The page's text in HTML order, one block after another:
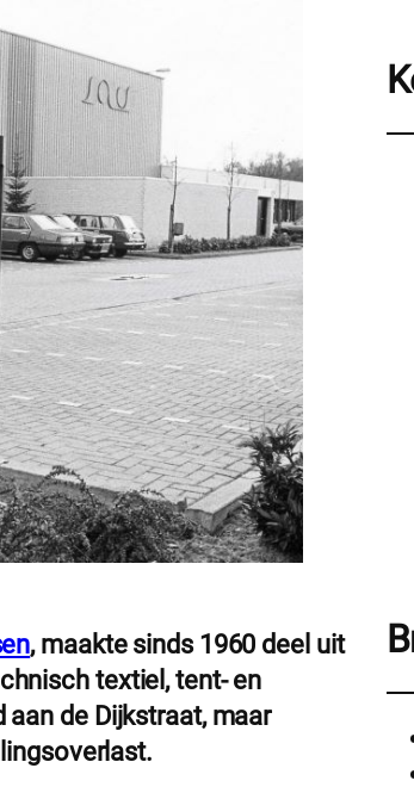
, maakte sinds 1960 deel uit
textiel, tent- en
de Dijkstraat, maar